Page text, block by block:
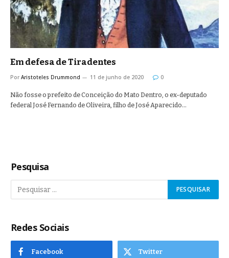
Em defesa de Tiradentes
Por Aristoteles Drummond 11 de junho de 2020 0
Não fosse o prefeito de Conceição do Mato Dentro, o ex-deputado
federal José Fernando de Oliveira, filho de José Aparecido…
Pesquisa
Redes Sociais
Facebook Twitter